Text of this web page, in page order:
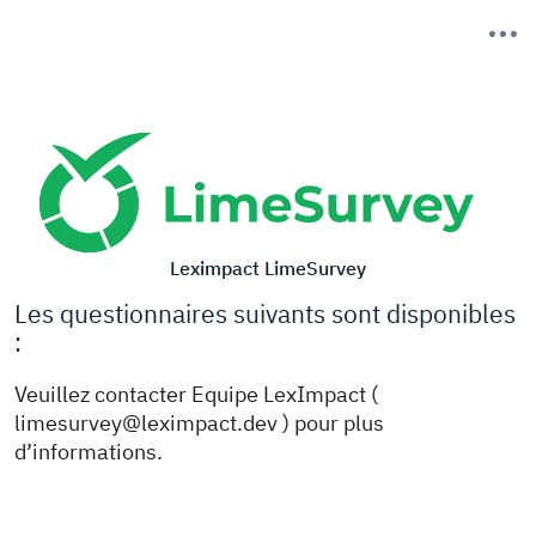
Leximpact LimeSurvey
Les questionnaires suivants sont disponibles
:
Veuillez contacter Equipe LexImpact (
limesurvey@leximpact.dev ) pour plus
d’informations.